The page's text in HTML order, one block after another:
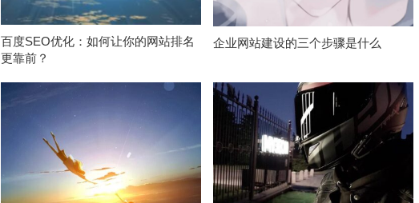
百度SEO优化：如何让你的网站排名
更靠前？
企业网站建设的三个步骤是什么